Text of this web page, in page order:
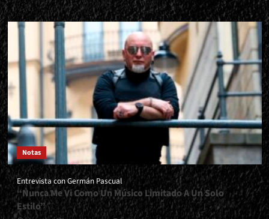
about
<small>Horde:
Hellig
Usvart<span>
</span>
</small>
<div>Invirtiendo
Metal</div>
Notas
Entrevista con Germán Pascual
“Nunca Me Vi Como Un Músico Limitado A Un Solo
Estilo”